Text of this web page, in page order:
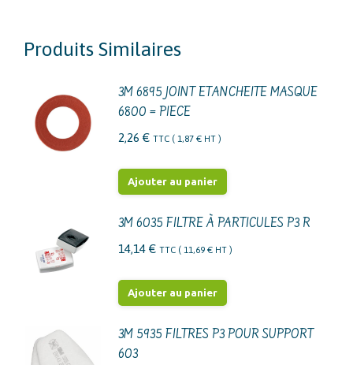
Produits Similaires
3M 6895 JOINT ETANCHEITE MASQUE
6800 = PIECE
2,26 € TTC ( 1,87 € HT )
Ajouter au panier
3M 6035 FILTRE À PARTICULES P3 R
14,14 € TTC ( 11,69 € HT )
Ajouter au panier
3M 5935 FILTRES P3 POUR SUPPORT
603